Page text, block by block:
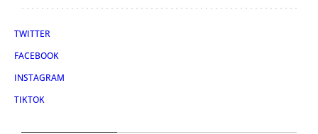
TWITTER
FACEBOOK
INSTAGRAM
TIKTOK